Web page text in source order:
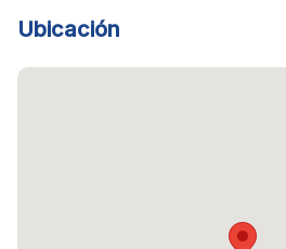
Ubicación